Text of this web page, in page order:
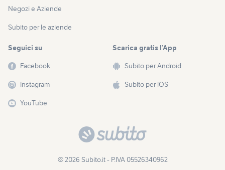
Negozi e Aziende
Subito per le aziende
Seguici su
Facebook
Instagram
YouTube
Scarica gratis l’App
Subito per Android
Subito per iOS
© 2026 Subito.it - P.IVA 05526340962